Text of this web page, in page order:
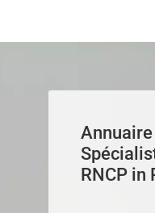
RNCP in